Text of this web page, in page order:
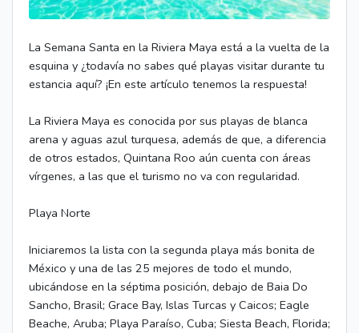
La Semana Santa en la Riviera Maya está a la vuelta de la
esquina y ¿todavía no sabes qué playas visitar durante tu
estancia aquí? ¡En este artículo tenemos la respuesta!
La Riviera Maya es conocida por sus playas de blanca
arena y aguas azul turquesa, además de que, a diferencia
de otros estados, Quintana Roo aún cuenta con áreas
vírgenes, a las que el turismo no va con regularidad.
Playa Norte
Iniciaremos la lista con la segunda playa más bonita de
México y una de las 25 mejores de todo el mundo,
ubicándose en la séptima posición, debajo de Baia Do
Sancho, Brasil; Grace Bay, Islas Turcas y Caicos; Eagle
Beache, Aruba; Playa Paraíso, Cuba; Siesta Beach, Florida;